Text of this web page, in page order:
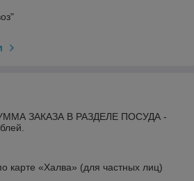
ЗАКАЗА В РАЗДЕЛЕ ПОСУДА -
карте «Халва» (для частных лиц)